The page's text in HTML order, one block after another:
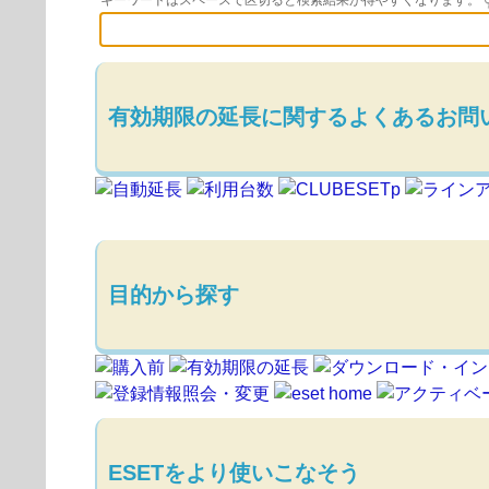
有効期限の延長に関するよくあるお問
目的から探す
ESETをより使いこなそう